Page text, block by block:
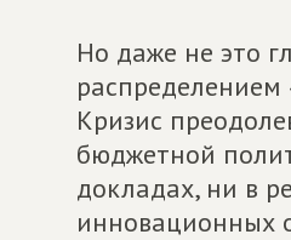
Но даже не это
Кризис
бюджетной
докладах, ни в
инновационных